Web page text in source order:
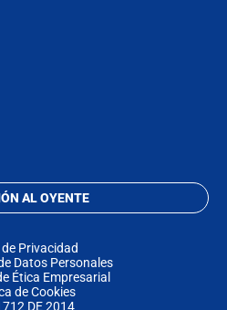
AL OYENTE
Privacidad
Datos Personales
Ética Empresarial
de Cookies
DE 2014